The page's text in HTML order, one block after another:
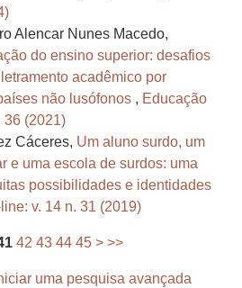
Alencar Nunes Macedo,
do ensino superior: desafios
acadêmico por
não lusófonos , Educação
36 (2021)
Cáceres, Um aluno surdo, um
e uma escola de surdos: uma
possibilidades e identidades
v. 14 n. 31 (2019)
42 43 44 45 > >>
uma pesquisa avançada